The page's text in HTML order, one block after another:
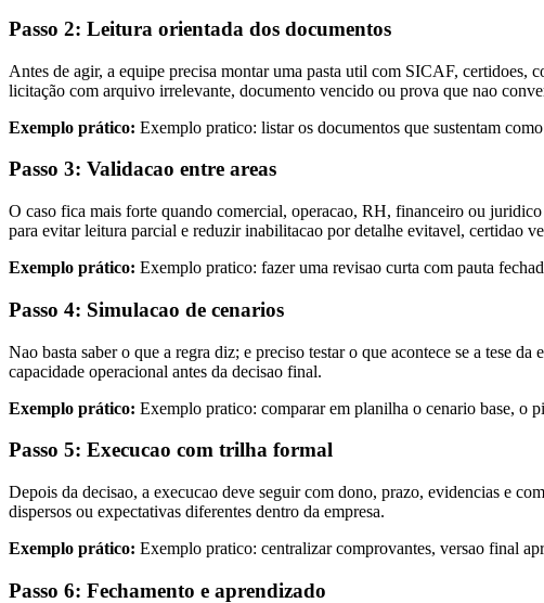
Passo 2: Leitura orientada dos documentos
Antes de agir, a equipe precisa montar uma pasta util com SICAF, certidoes,
licitação com arquivo irrelevante, documento vencido ou prova que nao
Exemplo prático: Exemplo pratico: listar os documentos que sustentam
Passo 3: Validacao entre areas
O caso fica mais forte quando comercial, operacao, RH, financeiro ou
para evitar leitura parcial e reduzir inabilitacao por detalhe evitavel, certidao
Exemplo prático: Exemplo pratico: fazer uma revisao curta com pauta
Passo 4: Simulacao de cenarios
Nao basta saber o que a regra diz; e preciso testar o que acontece se a tese
capacidade operacional antes da decisao final.
Exemplo prático: Exemplo pratico: comparar em planilha o cenario base, o
Passo 5: Execucao com trilha formal
Depois da decisao, a execucao deve seguir com dono, prazo, evidencias e
dispersos ou expectativas diferentes dentro da empresa.
Exemplo prático: Exemplo pratico: centralizar comprovantes, versao final
Passo 6: Fechamento e aprendizado